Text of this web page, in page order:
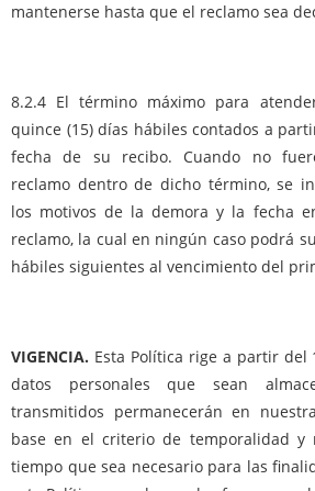
mantenerse hasta que el reclamo sea
8.2.4 El término máximo para
quince (15) días hábiles contados a
fecha de su recibo. Cuando no
reclamo dentro de dicho término, se
los motivos de la demora y la fecha
reclamo, la cual en ningún caso podrá
hábiles siguientes al vencimiento del
VIGENCIA. Esta Política rige a partir del
datos personales que sean
transmitidos permanecerán en
base en el criterio de temporalidad y
tiempo que sea necesario para las